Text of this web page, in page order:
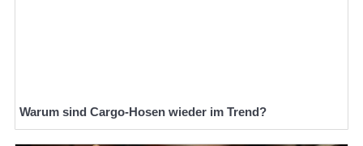
Warum sind Cargo-Hosen wieder im Trend?